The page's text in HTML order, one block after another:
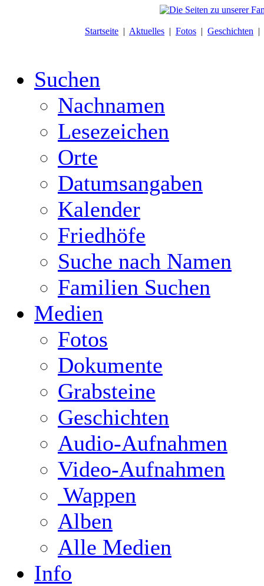
Startseite | Aktuelles | Fotos | Geschichten |
Suchen
Nachnamen
Lesezeichen
Orte
Datumsangaben
Kalender
Friedhöfe
Suche nach Namen
Familien Suchen
Medien
Fotos
Dokumente
Grabsteine
Geschichten
Audio-Aufnahmen
Video-Aufnahmen
Wappen
Alben
Alle Medien
Info